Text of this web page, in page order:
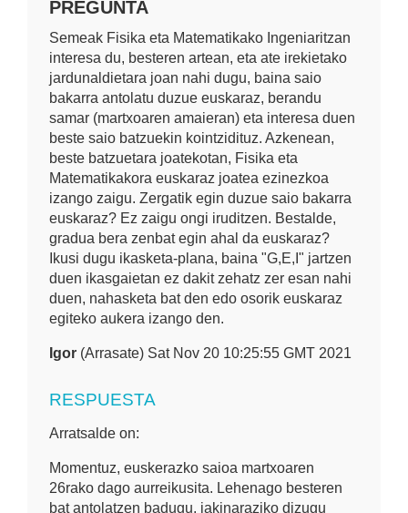
PREGUNTA
Semeak Fisika eta Matematikako Ingeniaritzan
interesa du, besteren artean, eta ate irekietako
jardunaldietara joan nahi dugu, baina saio
bakarra antolatu duzue euskaraz, berandu
samar (martxoaren amaieran) eta interesa duen
beste saio batzuekin kointzidituz. Azkenean,
beste batzuetara joatekotan, Fisika eta
Matematikakora euskaraz joatea ezinezkoa
izango zaigu. Zergatik egin duzue saio bakarra
euskaraz? Ez zaigu ongi iruditzen. Bestalde,
gradua bera zenbat egin ahal da euskaraz?
Ikusi dugu ikasketa-plana, baina "G,E,I" jartzen
duen ikasgaietan ez dakit zehatz zer esan nahi
duen, nahasketa bat den edo osorik euskaraz
egiteko aukera izango den.
Igor (Arrasate) Sat Nov 20 10:25:55 GMT 2021
RESPUESTA
Arratsalde on:
Momentuz, euskerazko saioa martxoaren
26rako dago aurreikusita. Lehenago besteren
bat antolatzen badugu, jakinaraziko dizugu